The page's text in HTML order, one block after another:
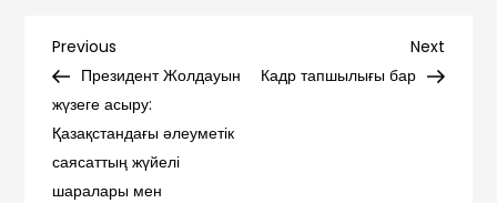
Навигация
по
записям
Previous
Post
Previous
Президент Жолдауын
жүзеге асыру:
Қазақстандағы әлеуметік
саясаттың жүйелі
шаралары мен
Next
Post
Next
Кадр тапшылығы бар